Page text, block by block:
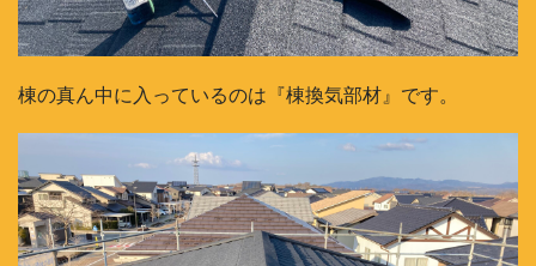
棟の真ん中に入っているのは『棟換気部材』です。